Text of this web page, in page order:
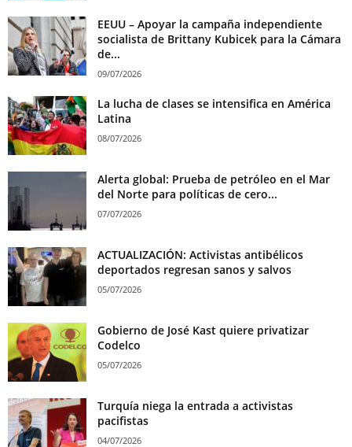
EEUU – Apoyar la campaña independiente
socialista de Brittany Kubicek para la Cámara
de...
09/07/2026
La lucha de clases se intensifica en América
Latina
08/07/2026
Alerta global: Prueba de petróleo en el Mar
del Norte para políticas de cero...
07/07/2026
ACTUALIZACIÓN: Activistas antibélicos
deportados regresan sanos y salvos
05/07/2026
Gobierno de José Kast quiere privatizar
Codelco
05/07/2026
Turquía niega la entrada a activistas
pacifistas
04/07/2026